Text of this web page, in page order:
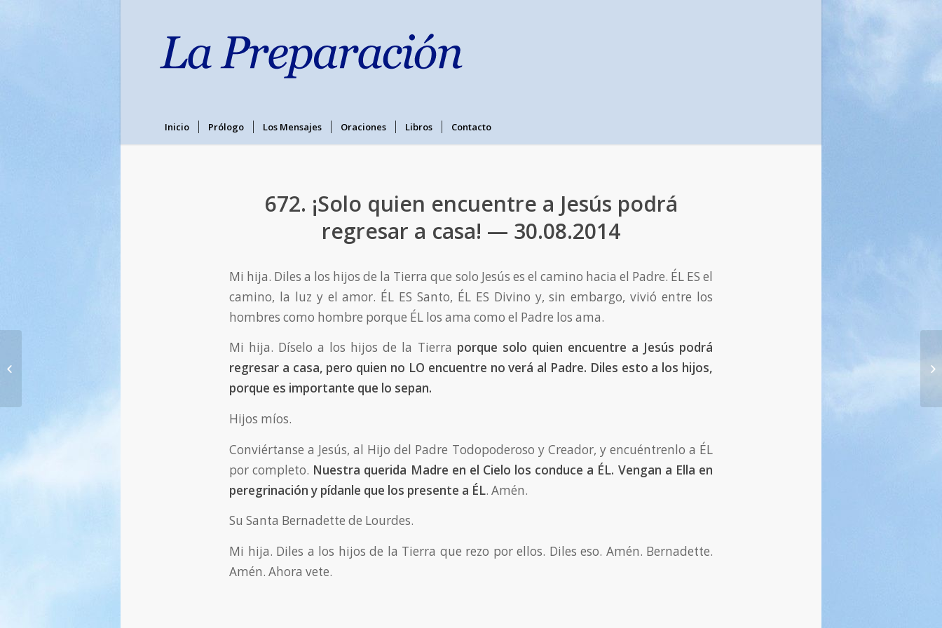
Inicio Prólogo Los Mensajes Oraciones Libros Contacto
672. ¡Solo quien encuentre a Jesús podrá
regresar a casa! — 30.08.2014
Mi hija. Diles a los hijos de la Tierra que solo Jesús es el camino hacia el Padre. ÉL ES el
camino, la luz y el amor. ÉL ES Santo, ÉL ES Divino y, sin embargo, vivió entre los
hombres como hombre porque ÉL los ama como el Padre los ama.
Mi hija. Díselo a los hijos de la Tierra porque solo quien encuentre a Jesús podrá
regresar a casa, pero quien no LO encuentre no verá al Padre. Diles esto a los hijos,
porque es importante que lo sepan.
Hijos míos.
Conviértanse a Jesús, al Hijo del Padre Todopoderoso y Creador, y encuéntrenlo a ÉL
por completo. Nuestra querida Madre en el Cielo los conduce a ÉL. Vengan a Ella en
peregrinación y pídanle que los presente a ÉL. Amén.
Su Santa Bernadette de Lourdes.
Mi hija. Diles a los hijos de la Tierra que rezo por ellos. Diles eso. Amén. Bernadette.
Amén. Ahora vete.